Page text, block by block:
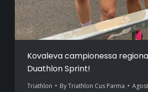
Kovaleva campionessa
Duathlon Sprint!
Triathlon ByTriathlon Cus Parma